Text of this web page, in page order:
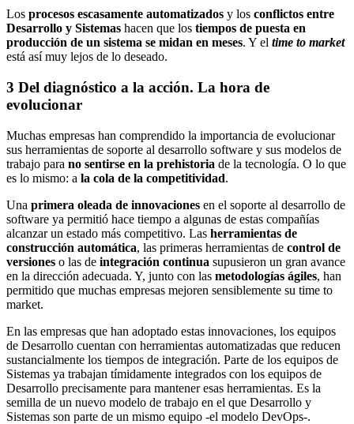
Los procesos escasamente automatizados y los conflictos entre
Desarrollo y Sistemas hacen que los tiempos de puesta en
producción de un sistema se midan en meses. Y el time to market
está así muy lejos de lo deseado.
3 Del diagnóstico a la acción. La hora de
evolucionar
Muchas empresas han comprendido la importancia de evolucionar
sus herramientas de soporte al desarrollo software y sus modelos de
trabajo para no sentirse en la prehistoria de la tecnología. O lo que
es lo mismo: a la cola de la competitividad.
Una primera oleada de innovaciones en el soporte al desarrollo de
software ya permitió hace tiempo a algunas de estas compañías
alcanzar un estado más competitivo. Las herramientas de
construcción automática, las primeras herramientas de control de
versiones o las de integración continua supusieron un gran avance
en la dirección adecuada. Y, junto con las metodologías ágiles, han
permitido que muchas empresas mejoren sensiblemente su time to
market.
En las empresas que han adoptado estas innovaciones, los equipos
de Desarrollo cuentan con herramientas automatizadas que reducen
sustancialmente los tiempos de integración. Parte de los equipos de
Sistemas ya trabajan tímidamente integrados con los equipos de
Desarrollo precisamente para mantener esas herramientas. Es la
semilla de un nuevo modelo de trabajo en el que Desarrollo y
Sistemas son parte de un mismo equipo -el modelo DevOps-.